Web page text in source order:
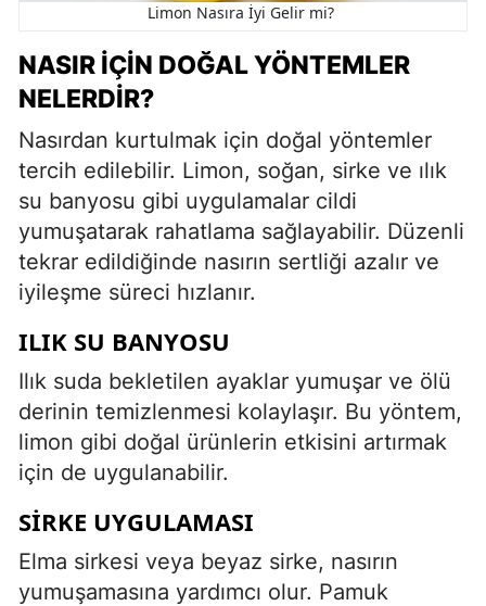
Limon Nasıra İyi Gelir mi?
NASIR İÇIN DOĞAL YÖNTEMLER
NELERDIR?
Nasırdan kurtulmak için doğal yöntemler
tercih edilebilir. Limon, soğan, sirke ve ılık
su banyosu gibi uygulamalar cildi
yumuşatarak rahatlama sağlayabilir. Düzenli
tekrar edildiğinde nasırın sertliği azalır ve
iyileşme süreci hızlanır.
ILIK SU BANYOSU
Ilık suda bekletilen ayaklar yumuşar ve ölü
derinin temizlenmesi kolaylaşır. Bu yöntem,
limon gibi doğal ürünlerin etkisini artırmak
için de uygulanabilir.
SIRKE UYGULAMASI
Elma sirkesi veya beyaz sirke, nasırın
yumuşamasına yardımcı olur. Pamuk